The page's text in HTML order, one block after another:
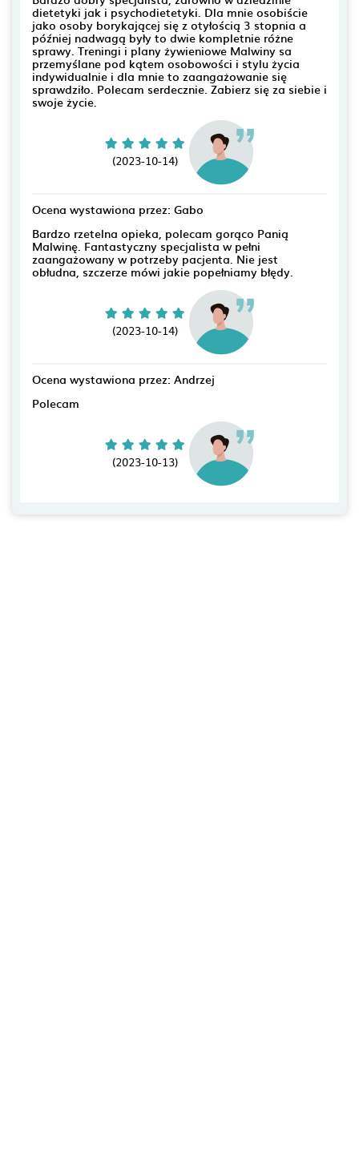
dietetyki jak i psychodietetyki. Dla mnie osobiście
jako osoby borykającej się z otyłością 3 stopnia a
później nadwagą były to dwie kompletnie różne
sprawy. Treningi i plany żywieniowe Malwiny sa
przemyślane pod kątem osobowości i stylu życia
indywidualnie i dla mnie to zaangażowanie się
sprawdziło. Polecam serdecznie. Zabierz się za siebie i
swoje życie.
(2023-10-14)
Ocena wystawiona przez: Gabo
Bardzo rzetelna opieka, polecam gorąco Panią
Malwinę. Fantastyczny specjalista w pełni
zaangażowany w potrzeby pacjenta. Nie jest
obłudna, szczerze mówi jakie popełniamy błędy.
(2023-10-14)
Ocena wystawiona przez: Andrzej
Polecam
(2023-10-13)